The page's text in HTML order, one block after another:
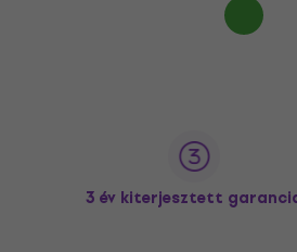
3 év kiterjesztett